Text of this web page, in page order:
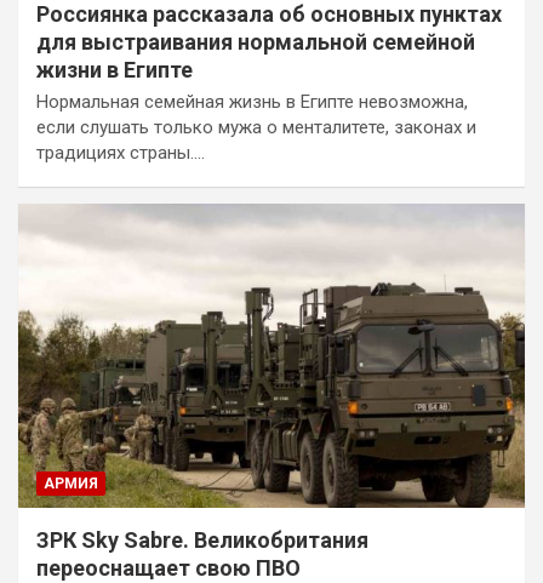
Россиянка рассказала об основных пунктах
для выстраивания нормальной семейной
жизни в Египте
Нормальная семейная жизнь в Египте невозможна,
если слушать только мужа о менталитете, законах и
традициях страны.…
АРМИЯ
ЗРК Sky Sabre. Великобритания
переоснащает свою ПВО